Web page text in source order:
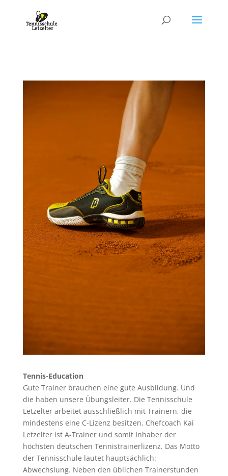
Tennis-Education
Gute Trainer brauchen eine gute Ausbildung. Und
die haben unsere Übungsleiter. Die Tennisschule
Letzelter arbeitet ausschließlich mit Trainern, die
mindestens eine C-Lizenz besitzen. Chefcoach Kai
Letzelter ist A-Trainer und somit Inhaber der
höchsten deutschen Tennistrainerlizenz. Das Motto
der Tennisschule lautet hauptsächlich:
Abwechslung. Neben den üblichen Trainerstunden